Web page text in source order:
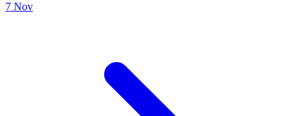
7 Nov